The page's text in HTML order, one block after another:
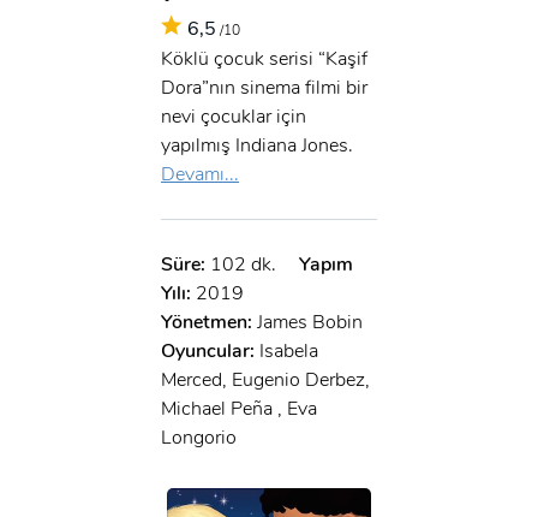
6,5 /10
Köklü çocuk serisi “Kaşif
Dora”nın sinema filmi bir
nevi çocuklar için
yapılmış Indiana Jones.
Devamı...
Süre: 102 dk.
Yapım
Yılı: 2019
Yönetmen: James Bobin
Oyuncular: Isabela
Merced, Eugenio Derbez,
Michael Peña , Eva
Longorio